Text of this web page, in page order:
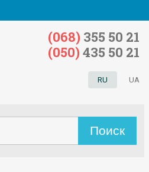
RU UA
(068) 355 50 21
(050) 435 50 21